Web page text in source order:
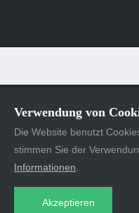
Verwendung von
Die Website benutzt
stimmen Sie der
Informationen
Akzeptieren